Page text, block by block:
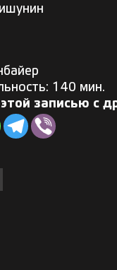
140 мин.
записью с